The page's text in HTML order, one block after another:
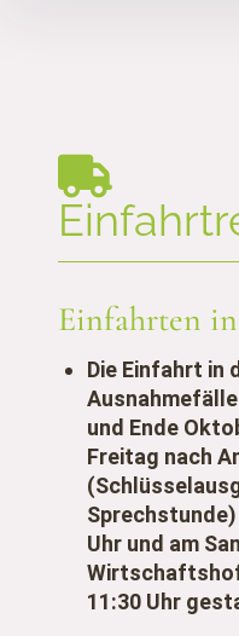
Einfahrten
Die Einfahrt in
und Ende
Freitag nach
Uhr und am
11:30 Uhr